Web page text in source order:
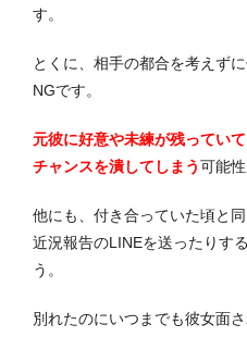
す。
とくに、相手の都合を考えず
NGです。
元彼に好意や未練が残ってい
チャンスを潰してしまう可能性
他にも、付き合っていた頃と
近況報告のLINEを送ったりす
う。
別れたのにいつまでも彼女面